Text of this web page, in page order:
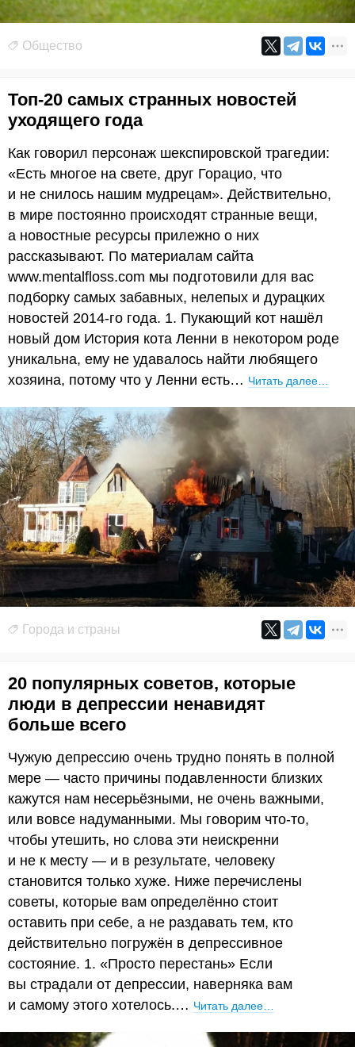
Общество
Топ-20 самых странных новостей
уходящего года
Как говорил персонаж шекспировской трагедии:
«Есть многое на свете, друг Горацио, что
и не снилось нашим мудрецам». Действительно,
в мире постоянно происходят странные вещи,
а новостные ресурсы прилежно о них
рассказывают. По материалам сайта
www.mentalfloss.com мы подготовили для вас
подборку самых забавных, нелепых и дурацких
новостей 2014-го года. 1. Пукающий кот нашёл
новый дом История кота Ленни в некотором роде
уникальна, ему не удавалось найти любящего
хозяина, потому что у Ленни есть… Читать далее…
Города и страны
20 популярных советов, которые
люди в депрессии ненавидят
больше всего
Чужую депрессию очень трудно понять в полной
мере — часто причины подавленности близких
кажутся нам несерьёзными, не очень важными,
или вовсе надуманными. Мы говорим что-то,
чтобы утешить, но слова эти неискренни
и не к месту — и в результате, человеку
становится только хуже. Ниже перечислены
советы, которые вам определённо стоит
оставить при себе, а не раздавать тем, кто
действительно погружён в депрессивное
состояние. 1. «Просто перестань» Если
вы страдали от депрессии, наверняка вам
и самому этого хотелось.… Читать далее…